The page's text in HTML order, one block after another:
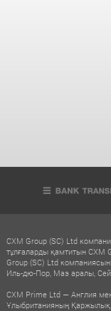
CXM Group (SC) Ltd
тұлғаларды қамтитын CXM
Group (SC) Ltd
Иль-дю-Пор, Маэ аралы,
CXM Prime Ltd — Англия
Ұлыбританияның Қаржылық